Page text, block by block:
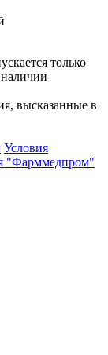
только
высказанные в
Условия
"Фарммедпром"